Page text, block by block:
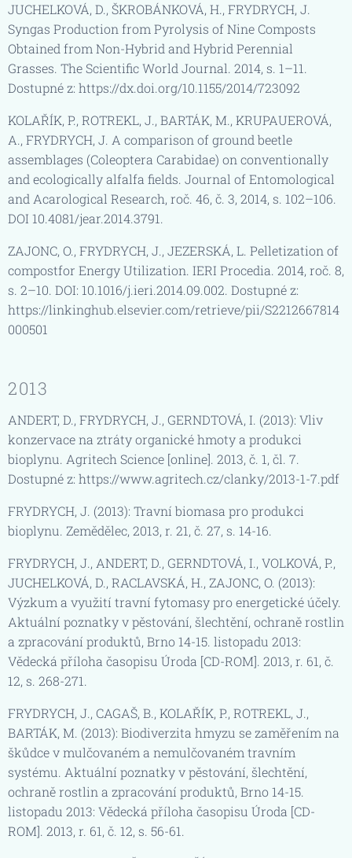
JUCHELKOVÁ, D., ŠKROBÁNKOVÁ, H., FRYDRYCH, J.
Syngas Production from Pyrolysis of Nine Composts
Obtained from Non-Hybrid and Hybrid Perennial
Grasses. The Scientific World Journal. 2014, s. 1–11.
Dostupné z: https://dx.doi.org/10.1155/2014/723092
KOLAŘÍK, P., ROTREKL, J., BARTÁK, M., KRUPAUEROVÁ,
A., FRYDRYCH, J. A comparison of ground beetle
assemblages (Coleoptera Carabidae) on conventionally
and ecologically alfalfa fields. Journal of Entomological
and Acarological Research, roč. 46, č. 3, 2014, s. 102–106.
DOI 10.4081/jear.2014.3791.
ZAJONC, O., FRYDRYCH, J., JEZERSKÁ, L. Pelletization of
compostfor Energy Utilization. IERI Procedia. 2014, roč. 8,
s. 2–10. DOI: 10.1016/j.ieri.2014.09.002. Dostupné z:
https://linkinghub.elsevier.com/retrieve/pii/S2212667814
000501
2013
ANDERT, D., FRYDRYCH, J., GERNDTOVÁ, I. (2013): Vliv
konzervace na ztráty organické hmoty a produkci
bioplynu. Agritech Science [online]. 2013, č. 1, čl. 7.
Dostupné z: https://www.agritech.cz/clanky/2013-1-7.pdf
FRYDRYCH, J. (2013): Travní biomasa pro produkci
bioplynu. Zemědělec, 2013, r. 21, č. 27, s. 14-16.
FRYDRYCH, J., ANDERT, D., GERNDTOVÁ, I., VOLKOVÁ, P.,
JUCHELKOVÁ, D., RACLAVSKÁ, H., ZAJONC, O. (2013):
Výzkum a využití travní fytomasy pro energetické účely.
Aktuální poznatky v pěstování, šlechtění, ochraně rostlin
a zpracování produktů, Brno 14-15. listopadu 2013:
Vědecká příloha časopisu Úroda [CD-ROM]. 2013, r. 61, č.
12, s. 268-271.
FRYDRYCH, J., CAGAŠ, B., KOLAŘÍK, P., ROTREKL, J.,
BARTÁK, M. (2013): Biodiverzita hmyzu se zaměřením na
škůdce v mulčovaném a nemulčovaném travním
systému. Aktuální poznatky v pěstování, šlechtění,
ochraně rostlin a zpracování produktů, Brno 14-15.
listopadu 2013: Vědecká příloha časopisu Úroda [CD-
ROM]. 2013, r. 61, č. 12, s. 56-61.